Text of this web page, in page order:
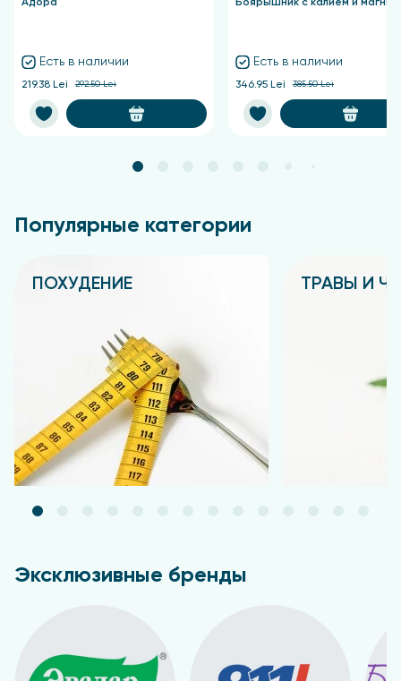
Адора
Есть в наличии
219.38 Lei 292.50 Lei
Боярышник с калием и
Есть в наличии
346.95 Lei 385.50 Lei
Популярные категории
ПОХУДЕНИЕ ТРАВЫ И
Эксклюзивные бренды